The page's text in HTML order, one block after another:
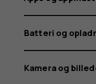
til
Batteri og
Kamera og